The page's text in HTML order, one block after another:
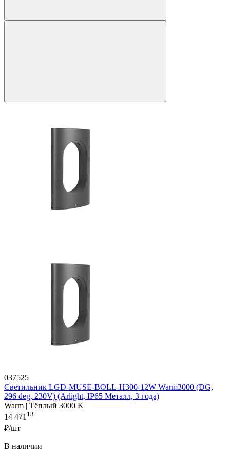
037525
Светильник LGD-MUSE-BOLL-H300-12W Warm3000 (DG,
296 deg, 230V) (Arlight, IP65 Металл, 3 года)
Warm | Тёплый 3000 K
14 47113
₽/шт
В наличии